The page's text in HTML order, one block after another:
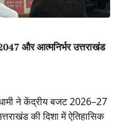
और आत्मनिर्भर उत्तराखंड
ने केंद्रीय बजट 2026–27
की दिशा में ऐतिहासिक